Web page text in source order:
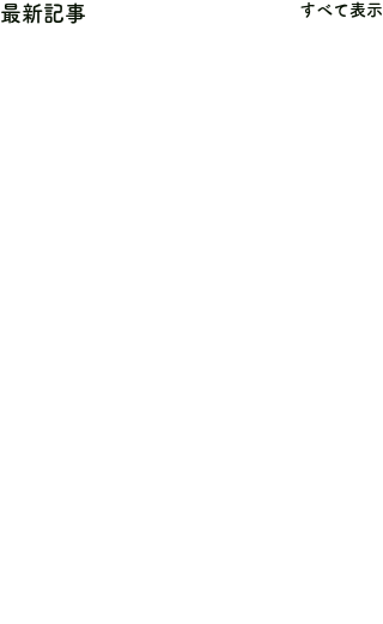
最新記事 すべて表示